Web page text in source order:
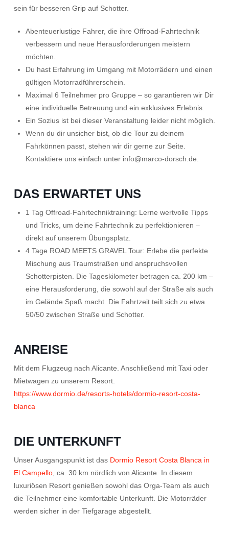
sein für besseren Grip auf Schotter.
Abenteuerlustige Fahrer, die ihre Offroad-Fahrtechnik
verbessern und neue Herausforderungen meistern
möchten.
Du hast Erfahrung im Umgang mit Motorrädern und einen
gültigen Motorradführerschein.
Maximal 6 Teilnehmer pro Gruppe – so garantieren wir Dir
eine individuelle Betreuung und ein exklusives Erlebnis.
Ein Sozius ist bei dieser Veranstaltung leider nicht möglich.
Wenn du dir unsicher bist, ob die Tour zu deinem
Fahrkönnen passt, stehen wir dir gerne zur Seite.
Kontaktiere uns einfach unter info@marco-dorsch.de.
DAS ERWARTET UNS
1 Tag Offroad-Fahrtechniktraining: Lerne wertvolle Tipps
und Tricks, um deine Fahrtechnik zu perfektionieren –
direkt auf unserem Übungsplatz.
4 Tage ROAD MEETS GRAVEL Tour: Erlebe die perfekte
Mischung aus Traumstraßen und anspruchsvollen
Schotterpisten. Die Tageskilometer betragen ca. 200 km –
eine Herausforderung, die sowohl auf der Straße als auch
im Gelände Spaß macht. Die Fahrtzeit teilt sich zu etwa
50/50 zwischen Straße und Schotter.
ANREISE
Mit dem Flugzeug nach Alicante. Anschließend mit Taxi oder
Mietwagen zu unserem Resort.
https://www.dormio.de/resorts-hotels/dormio-resort-costa-
blanca
DIE UNTERKUNFT
Unser Ausgangspunkt ist das Dormio Resort Costa Blanca in
El Campello, ca. 30 km nördlich von Alicante. In diesem
luxuriösen Resort genießen sowohl das Orga-Team als auch
die Teilnehmer eine komfortable Unterkunft. Die Motorräder
werden sicher in der Tiefgarage abgestellt.